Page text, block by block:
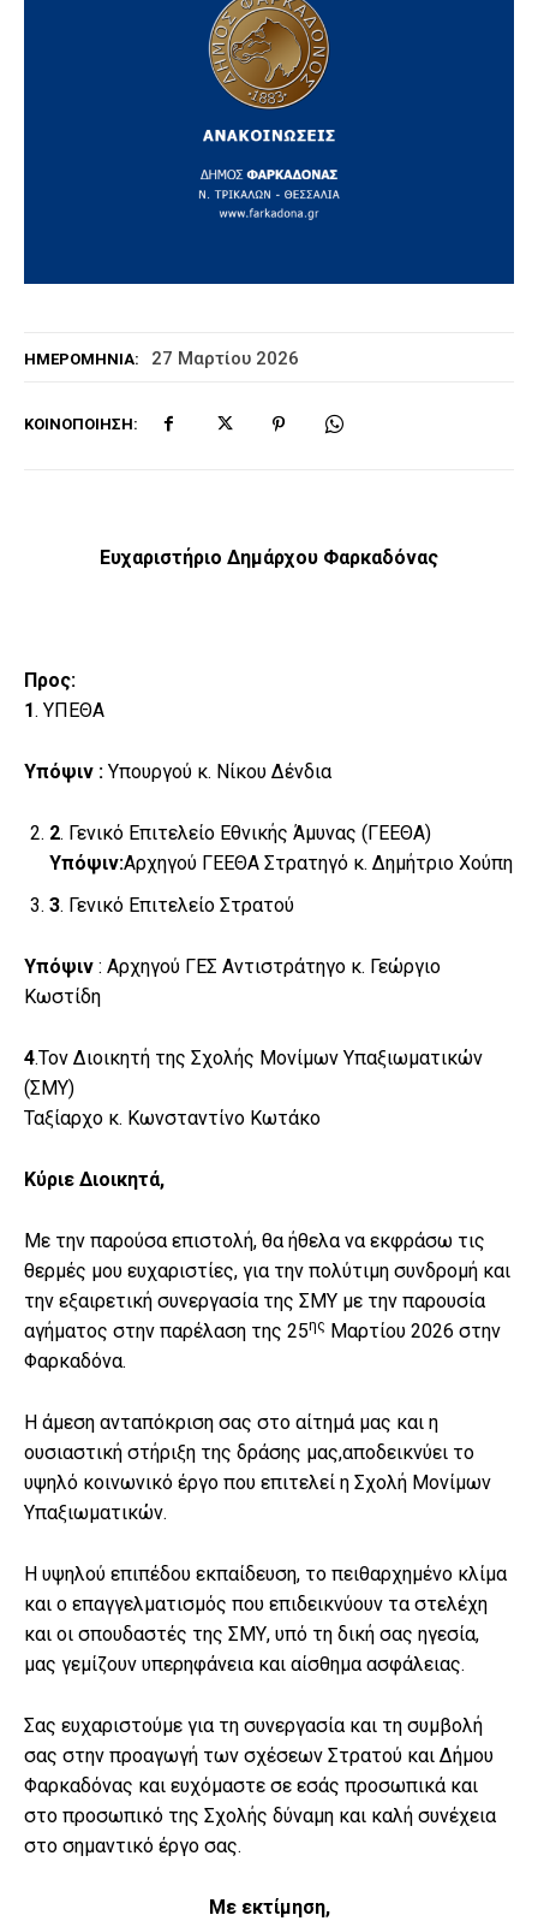
ΗΜΕΡΟΜΗΝΊΑ: 27 Μαρτίου 2026
ΚΟΙΝΟΠΟΊΗΣΗ:
Ευχαριστήριο Δημάρχου Φαρκαδόνας
Προς:
1. ΥΠΕΘΑ
Υπόψιν : Υπουργού κ. Νίκου Δένδια
2. Γενικό Επιτελείο Εθνικής Άμυνας (ΓΕΕΘΑ)
Υπόψιν:Αρχηγού ΓΕΕΘΑ Στρατηγό κ. Δημήτριο Χούπη
3. Γενικό Επιτελείο Στρατού
Υπόψιν : Αρχηγού ΓΕΣ Αντιστράτηγο κ. Γεώργιο
Κωστίδη
4.Τον Διοικητή της Σχολής Μονίμων Υπαξιωματικών
(ΣΜΥ)
Ταξίαρχο κ. Κωνσταντίνο Κωτάκο
Κύριε Διοικητά,
Με την παρούσα επιστολή, θα ήθελα να εκφράσω τις
θερμές μου ευχαριστίες, για την πολύτιμη συνδρομή και
την εξαιρετική συνεργασία της ΣΜΥ με την παρουσία
αγήματος στην παρέλαση της 25ης Μαρτίου 2026 στην
Φαρκαδόνα.
Η άμεση ανταπόκριση σας στο αίτημά μας και η
ουσιαστική στήριξη της δράσης μας,αποδεικνύει το
υψηλό κοινωνικό έργο που επιτελεί η Σχολή Μονίμων
Υπαξιωματικών.
Η υψηλού επιπέδου εκπαίδευση, το πειθαρχημένο κλίμα
και ο επαγγελματισμός που επιδεικνύουν τα στελέχη
και οι σπουδαστές της ΣΜΥ, υπό τη δική σας ηγεσία,
μας γεμίζουν υπερηφάνεια και αίσθημα ασφάλειας.
Σας ευχαριστούμε για τη συνεργασία και τη συμβολή
σας στην προαγωγή των σχέσεων Στρατού και Δήμου
Φαρκαδόνας και ευχόμαστε σε εσάς προσωπικά και
στο προσωπικό της Σχολής δύναμη και καλή συνέχεια
στο σημαντικό έργο σας.
Με εκτίμηση,